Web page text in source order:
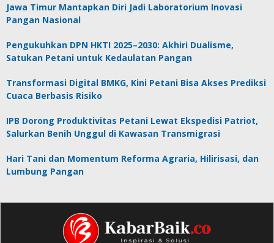
Jawa Timur Mantapkan Diri Jadi Laboratorium Inovasi
Pangan Nasional
Pengukuhkan DPN HKTI 2025–2030: Akhiri Dualisme,
Satukan Petani untuk Kedaulatan Pangan
Transformasi Digital BMKG, Kini Petani Bisa Akses Prediksi
Cuaca Berbasis Risiko
IPB Dorong Produktivitas Petani Lewat Ekspedisi Patriot,
Salurkan Benih Unggul di Kawasan Transmigrasi
Hari Tani dan Momentum Reforma Agraria, Hilirisasi, dan
Lumbung Pangan